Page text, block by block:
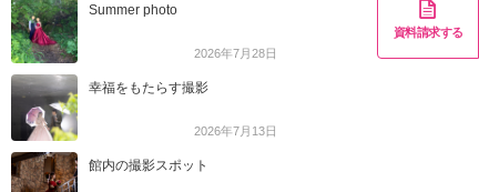
Summer photo
2026年7月28日
幸福をもたらす撮影
2026年7月13日
館内の撮影スポット
資料請求する